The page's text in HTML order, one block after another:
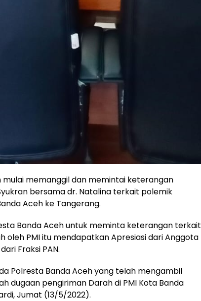
memanggil dan memintai keterangan
bersama dr. Natalina terkait polemik
Aceh ke Tangerang.
Banda Aceh untuk meminta keterangan terkait
oleh PMI itu mendapatkan Apresiasi dari Anggota
Fraksi PAN.
Polresta Banda Aceh yang telah mengambil
dugaan pengiriman Darah di PMI Kota Banda
Jumat (13/5/2022).